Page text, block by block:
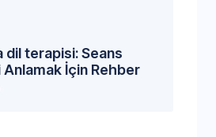
dil terapisi: Seans
İçin Rehber